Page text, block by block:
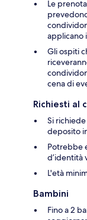
Le
applicano
Gli ospiti
cena di
Richiesti al
Si
deposito
Potrebbe
d’identità
L'età
Bambini
Fino a 2